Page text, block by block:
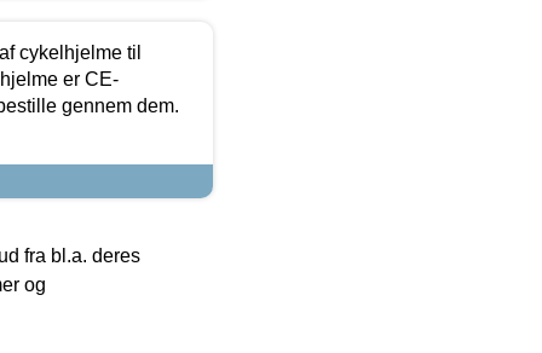
cykelhjelme til
er CE-
gennem dem.
fra bl.a. deres
og